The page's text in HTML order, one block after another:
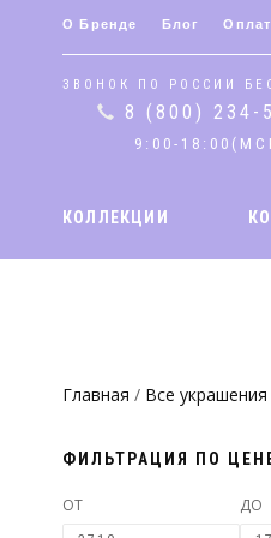
О Бренде Блог
ЗВОНОК ПО РОССИИ
8 (800) 234-
9:00-
КОЛЛЕКЦИИ
Главная / Все украшения
ФИЛЬТРАЦИЯ ПО
ОТ ДО